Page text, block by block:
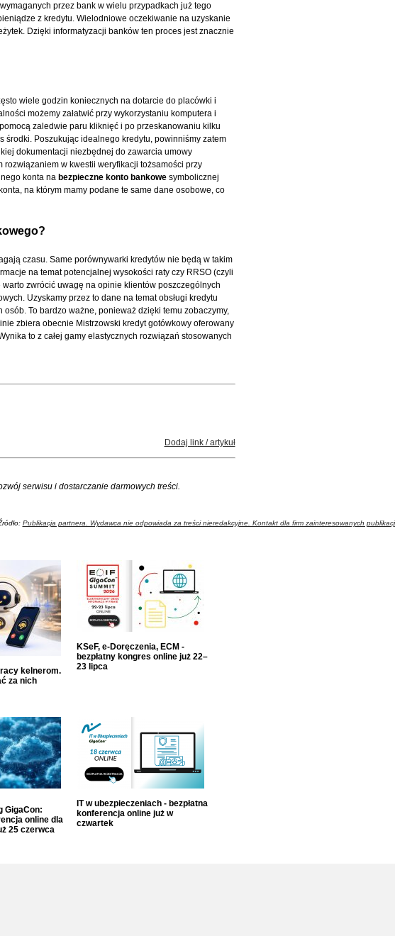
przez bank w wielu przypadkach już tego
z kredytu. Wielodniowe oczekiwanie na uzyskanie
Dzięki informatyzacji banków ten proces jest znacznie
wiele godzin koniecznych na dotarcie do placówki i
możemy załatwić przy wykorzystaniu komputera i
zaledwie paru kliknięć i po przeskanowaniu kilku
Poszukując idealnego kredytu, powinniśmy zatem
dokumentacji niezbędnej do zawarcia umowy
w kwestii weryfikacji tożsamości przy
konta na bezpieczne konto bankowesymbolicznej
na którym mamy podane te same dane osobowe, co
czasu. Same porównywarki kredytów nie będą w takim
na temat potencjalnej wysokości raty czy RRSO (czyli
zwrócić uwagę na opinie klientów poszczególnych
Uzyskamy przez to dane na temat obsługi kredytu
To bardzo ważne, ponieważ dzięki temu zobaczymy,
zbiera obecnie Mistrzowski kredyt gotówkowy oferowany
to z całej gamy elastycznych rozwiązań stosowanych
Dodaj link / artykuł
serwisu i dostarczanie darmowych treści.
Publikacja partnera. Wydawca nie odpowiada za treści nieredakcyjne. Kontakt dla firm zainteresowanych
kelnerom.
za nich
KSeF, e-Doręczenia, ECM -
bezpłatny kongres online już 22–
23 lipca
GigaCon:
online dla
25 czerwca
IT w ubezpieczeniach - bezpłatna
konferencja online już w
czwartek